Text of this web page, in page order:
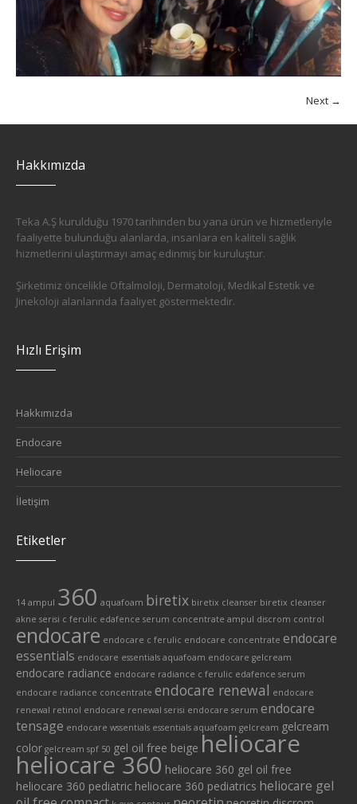
Next →
Hakkımızda
Teka A.Ş kurulduğu 1970 tarihinden bu yana ürün ve hizmetleriyle
faaliyette bulunduğu alanlarda, insanlara en kaliteli sağlık
hizmetlerini ulaştırmayı amaç edinmiş bir kuruluştur.
Şirketimiz öncelikle Oftalmoloji, Dermatoloji, Medikal Estetik ve
Jinekoloji alanlarında faaliyet göstermektedir.
Hızlı Erişim
Hakkımızda
Endocare
Heliocare
İletişim
Etiketler
14 ampul 360 aquafoam biretix biretix cleanser biretix cleanser
akne serisi c ferulic edafence serum concentrate ampul discrom control
endocare endocare c ferulic endocare concentrate endocare
essentials endocare essentials aquafoam endocare gelcream
endocare radiance endocare radiance c ferulic edafence serum
endocare radiance concentrate endocare renewal endocare
renewal retinol endocare renewal serisi endocare serum endocare
tensage endocare wssentials essentials aquafoam gelcream gelcream
color gelcream spf 50 gel oil free beige heliocare
heliocare 360 heliocare 360 gel oil free
heliocare 360 pediatric heliocare 360 pediatrics heliocare gel